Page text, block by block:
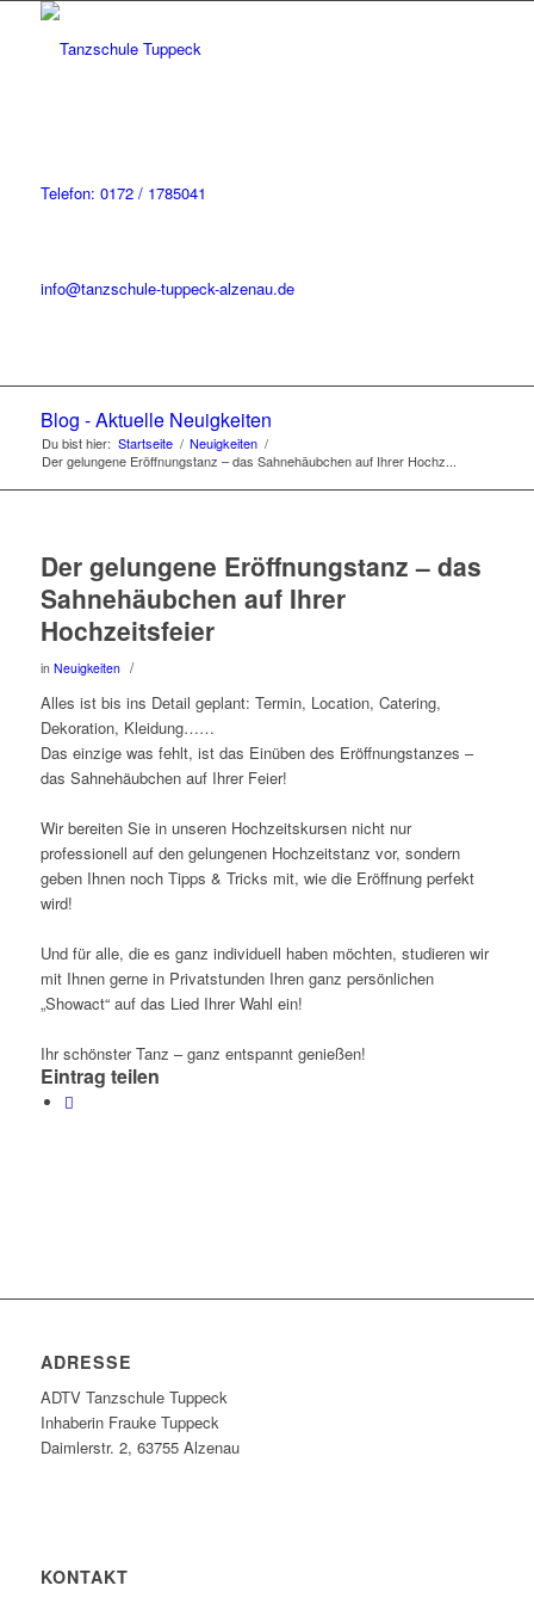
Telefon: 0172 / 1785041
info@tanzschule-tuppeck-alzenau.de
Blog - Aktuelle Neuigkeiten
Du bist hier: Startseite / Neuigkeiten /
Der gelungene Eröffnungstanz – das Sahnehäubchen auf Ihrer Hochz...
Der gelungene Eröffnungstanz – das
Sahnehäubchen auf Ihrer
Hochzeitsfeier
in Neuigkeiten /
Alles ist bis ins Detail geplant: Termin, Location, Catering,
Dekoration, Kleidung……
Das einzige was fehlt, ist das Einüben des Eröffnungstanzes –
das Sahnehäubchen auf Ihrer Feier!
Wir bereiten Sie in unseren Hochzeitskursen nicht nur
professionell auf den gelungenen Hochzeitstanz vor, sondern
geben Ihnen noch Tipps & Tricks mit, wie die Eröffnung perfekt
wird!
Und für alle, die es ganz individuell haben möchten, studieren wir
mit Ihnen gerne in Privatstunden Ihren ganz persönlichen
„Showact“ auf das Lied Ihrer Wahl ein!
Ihr schönster Tanz – ganz entspannt genießen!
Eintrag teilen
ADRESSE
ADTV Tanzschule Tuppeck
Inhaberin Frauke Tuppeck
Daimlerstr. 2, 63755 Alzenau
KONTAKT